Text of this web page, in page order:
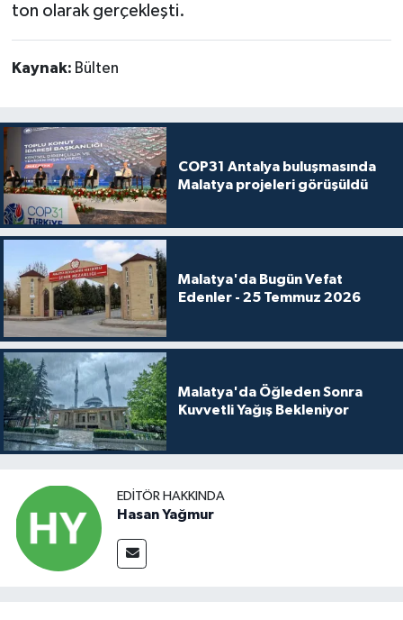
ton olarak gerçekleşti.
Kaynak: Bülten
COP31 Antalya buluşmasında
Malatya projeleri görüşüldü
Malatya'da Bugün Vefat
Edenler - 25 Temmuz 2026
Malatya'da Öğleden Sonra
Kuvvetli Yağış Bekleniyor
EDITÖR HAKKINDA
Hasan Yağmur